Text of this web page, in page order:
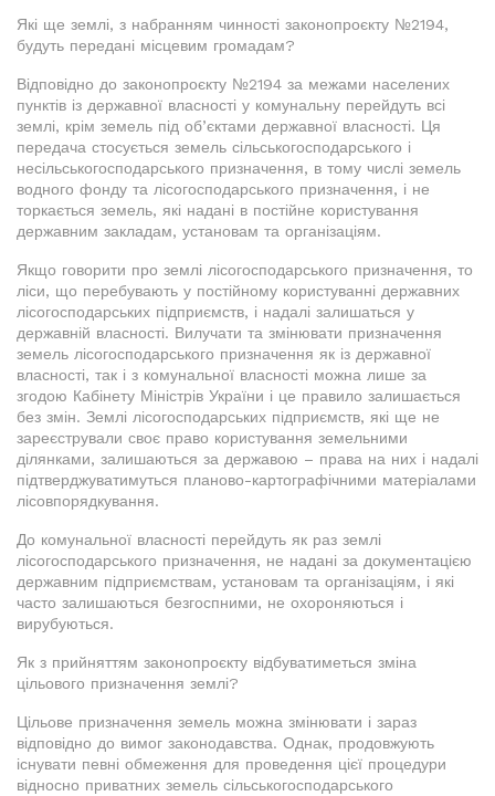
Які ще землі, з набранням чинності законопроєкту №2194,
будуть передані місцевим громадам?
Відповідно до законопроєкту №2194 за межами населених
пунктів із державної власності у комунальну перейдуть всі
землі, крім земель під об’єктами державної власності. Ця
передача стосується земель сільськогосподарського і
несільськогосподарського призначення, в тому числі земель
водного фонду та лісогосподарського призначення, і не
торкається земель, які надані в постійне користування
державним закладам, установам та організаціям.
Якщо говорити про землі лісогосподарського призначення, то
ліси, що перебувають у постійному користуванні державних
лісогосподарських підприємств, і надалі залишаться у
державній власності. Вилучати та змінювати призначення
земель лісогосподарського призначення як із державної
власності, так і з комунальної власності можна лише за
згодою Кабінету Міністрів України і це правило залишається
без змін. Землі лісогосподарських підприємств, які ще не
зареєстрували своє право користування земельними
ділянками, залишаються за державою – права на них і надалі
підтверджуватимуться планово-картографічними матеріалами
лісовпорядкування.
До комунальної власності перейдуть як раз землі
лісогосподарського призначення, не надані за документацією
державним підприємствам, установам та організаціям, і які
часто залишаються безгоспними, не охороняються і
вирубуються.
Як з прийняттям законопроєкту відбуватиметься зміна
цільового призначення землі?
Цільове призначення земель можна змінювати і зараз
відповідно до вимог законодавства. Однак, продовжують
існувати певні обмеження для проведення цієї процедури
відносно приватних земель сільськогосподарського